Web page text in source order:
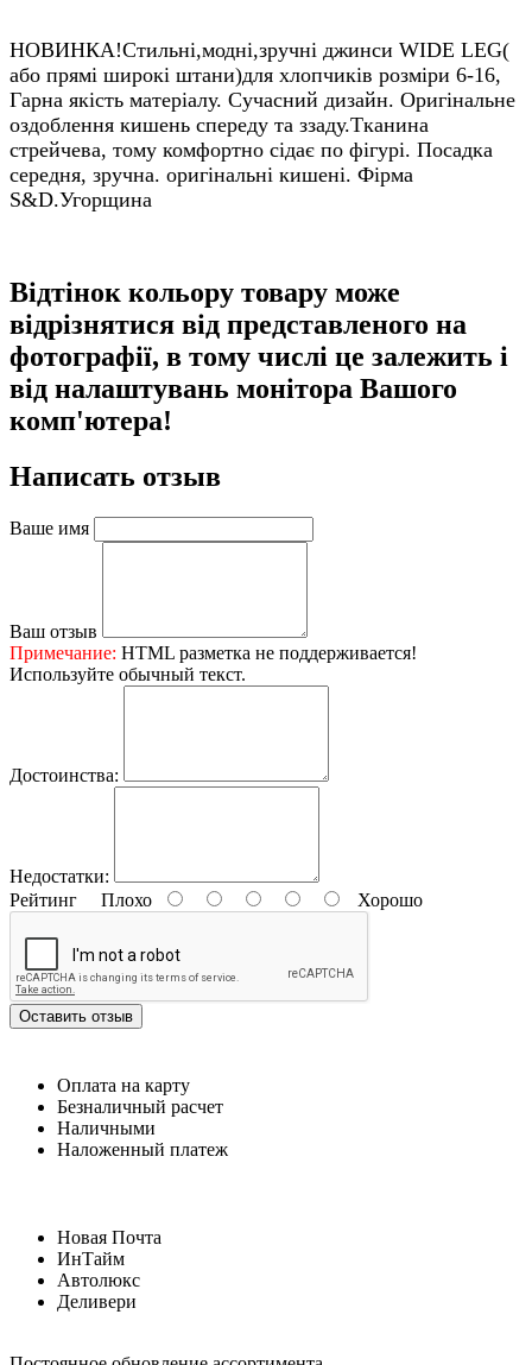
НОВИНКА!Стильні,модні,зручні джинси WIDE LEG(
або прямі широкі штани)для хлопчиків розміри 6-16,
Гарна якість матеріалу. Сучасний дизайн. Оригінальне
оздоблення кишень спереду та ззаду.Тканина
стрейчева, тому комфортно сідає по фігурі. Посадка
середня, зручна. оригінальні кишені. Фірма
S&D.Угорщина
Відтінок кольору товару може
відрізнятися від представленого на
фотографії, в тому числі це залежить і
від налаштувань монітора Вашого
комп'ютера!
Написать отзыв
Ваше имя
Ваш отзыв
Примечание: HTML разметка не поддерживается!
Используйте обычный текст.
Достоинства:
Недостатки:
Рейтинг
Плохо Хорошо
Оставить отзыв
Оплата на карту
Безналичный расчет
Наличными
Наложенный платеж
Новая Почта
ИнТайм
Автолюкс
Деливери